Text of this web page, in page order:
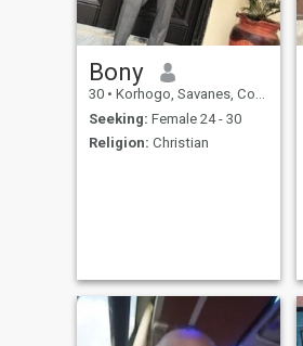
Bony
30 • Korhogo, Savanes, Cote d'Ivoire
Seeking: Female 24 - 30
Religion: Christian